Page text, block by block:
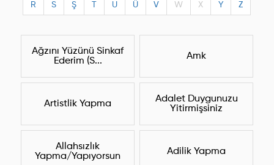
R S Ş U Ü V W X Y Z
Ağzını Yüzünü Sinkaf
Ederim (S...
Amk
Artistlik Yapma
Adalet Duygunuzu
Yitirmişsiniz
Allahsızlık
Yapma/Yapıyorsun
Adilik Yapma